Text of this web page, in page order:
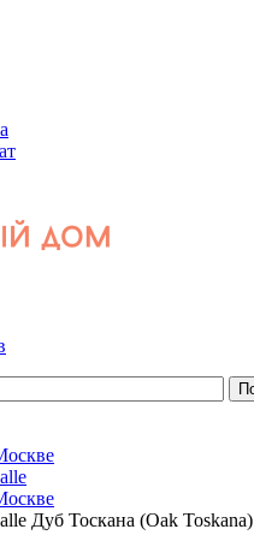
Дуб Тоскана (Oak Toskana)